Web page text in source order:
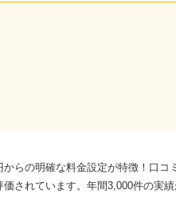
からの明確な料金設定が特徴！口コ
価されています。年間3,000件の実績